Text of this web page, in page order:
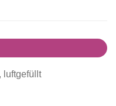
luftgefüllt